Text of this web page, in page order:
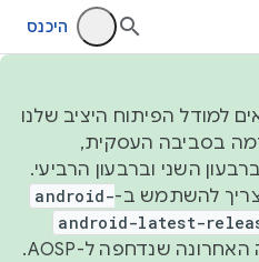
היכנס
כדי להתאים למודל הפיתוח היציב שלנו
בסביבה העסקית,
נפרסם קוד מקור ב-AOSP ברבעון השני וברבעון הרביעי.
android-
android-latest-
manifest תמיד יפנה לגרסה האחרונה שנדחפה ל-AOSP.